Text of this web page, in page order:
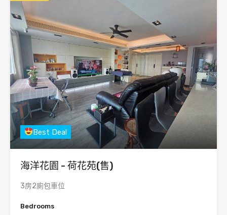
Best Deal
海洋花園 - 荷花苑(售)
3房2廁包車位
Bedrooms